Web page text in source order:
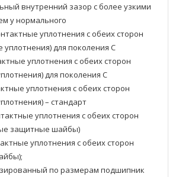
внутренний зазор с более узкими
у нормального
уплотнения с обеих сторон
для поколения C
уплотнения с обеих сторон
для поколения C
уплотнения с обеих сторон
– стандарт
уплотнения с обеих сторон
защитные шайбы)
уплотнения с обеих сторон
по размерам подшипник